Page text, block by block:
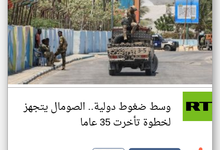
وسط ضغوط دولية.. الصومال يتجهز
لخطوة تأخرت 35 عاما